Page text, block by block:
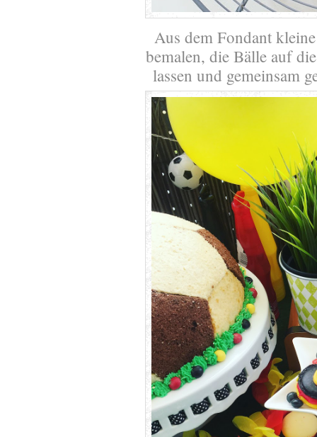
Aus dem Fondant
bemalen, die Bälle auf
lassen und gemeinsam